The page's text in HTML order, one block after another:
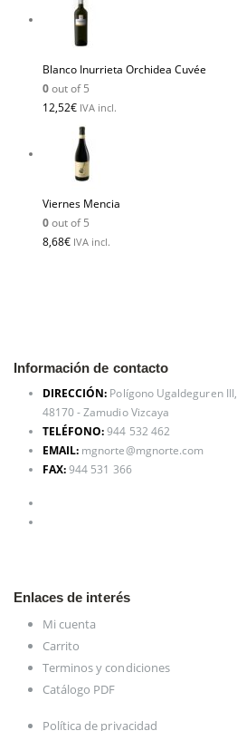
Blanco Inurrieta Orchidea Cuvée
0out of 5
12,52€ IVA incl.
Viernes Mencia
0out of 5
8,68€ IVA incl.
Información de contacto
DIRECCIÓN: Polígono Ugaldeguren
48170 - Zamudio Vizcaya
TELÉFONO:944 532 462
EMAIL: mgnorte@mgnorte.com
FAX:944 531 366
Enlaces de interés
Mi cuenta
Carrito
Terminos y condiciones
Catálogo PDF
Política de privacidad